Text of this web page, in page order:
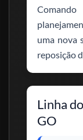
uma nova
reposição
Linha
GO